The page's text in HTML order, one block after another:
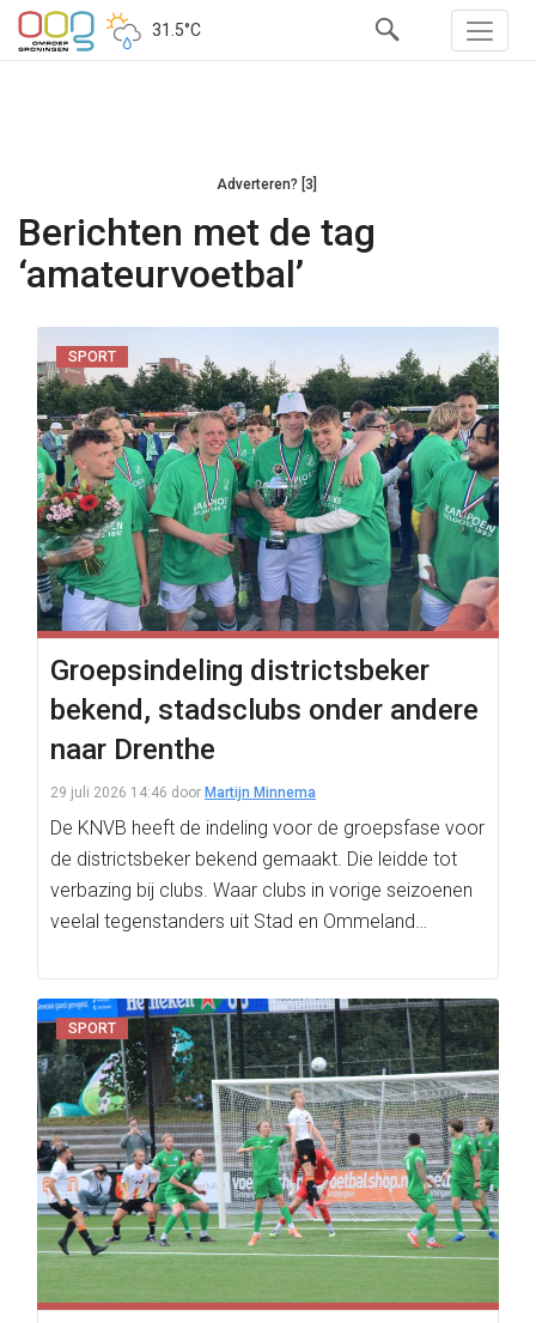
31.5°C
Adverteren? [3]
Berichten met de tag
‘amateurvoetbal’
SPORT
Groepsindeling districtsbeker
bekend, stadsclubs onder andere
naar Drenthe
29 juli 2026 14:46 door Martijn Minnema
De KNVB heeft de indeling voor de groepsfase voor
de districtsbeker bekend gemaakt. Die leidde tot
verbazing bij clubs. Waar clubs in vorige seizoenen
veelal tegenstanders uit Stad en Ommeland…
SPORT